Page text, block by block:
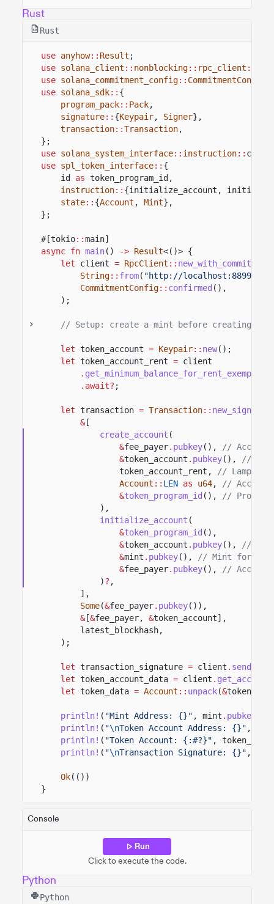
Rust
Rust
use anyhow:: Result ;
use solana_client :: nonblocking:: rpc_client ::
use solana_commitment_config:: CommitmentConfig
use solana_sdk:: {
program_pack:: Pack,
signature:: {Keypair, Signer},
transaction::Transaction,
};
use solana_system_interface:: instruction::
use spl_token_interface:: {
id
as token_program_id,
instruction:: {initialize_account,
state:: {Account , Mint},
};
#[tokio::main]
async fn main() -> Result<()> {
let
client = RpcClient :: new_with_commitment
String:: from( "http://localhost:8899"
CommitmentConfig:: confirmed (),
);
// Setup: create a mint before creating the
let token_account = Keypair:: new();
let token_account_rent = client
. get_minimum_balance_for_rent_exemption
.await? ;
let transaction = Transaction::
&[
create_account (
&fee_payer. pubkey(),
//
&token_account . pubkey(),
//
token_account_rent,
//
Account :: LEN as u64,
//
&token_program_id (),
//
),
initialize_account (
&token_program_id (),
&token_account . pubkey(),
//
&mint . pubkey(),
// Mint for the
&fee_payer. pubkey(),
//
)? ,
],
Some(&fee_payer. pubkey()),
&[&fee_payer, &token_account],
latest_blockhash,
);
let transaction_signature = client .
let token_account_data = client . get_account
let token_data = Account :: unpack(&
println! ( "Mint Address: {}" , mint . pubkey
println! ( "\nToken Account Address: {}" ,
println! ( "Token Account: {:#?}" ,
println! ( "\nTransaction Signature: {}" ,
Ok(())
}
Console
Run
Click to execute the code.
Python
Python